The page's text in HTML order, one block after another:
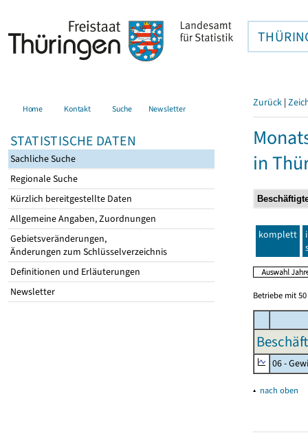
Home Kontakt Suche Newsletter
STATISTISCHE DATEN
Sachliche Suche
Regionale Suche
Kürzlich bereitgestellte Daten
Allgemeine Angaben, Zuordnungen
Gebietsveränderungen,
Änderungen zum Schlüsselverzeichnis
Definitionen und Erläuterungen
Newsletter
Zurück |
in
komplett
Betriebe mit
06 -
▴ nach oben